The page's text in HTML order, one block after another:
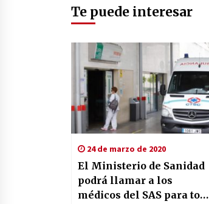
Te puede interesar
24 de marzo de 2020
El Ministerio de Sanidad
podrá llamar a los
médicos del SAS para todo